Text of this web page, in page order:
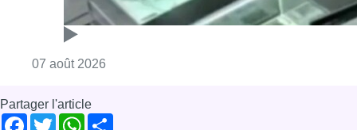
07 août 2026
Partager l'article
Facebook
TwitterWhatsApp